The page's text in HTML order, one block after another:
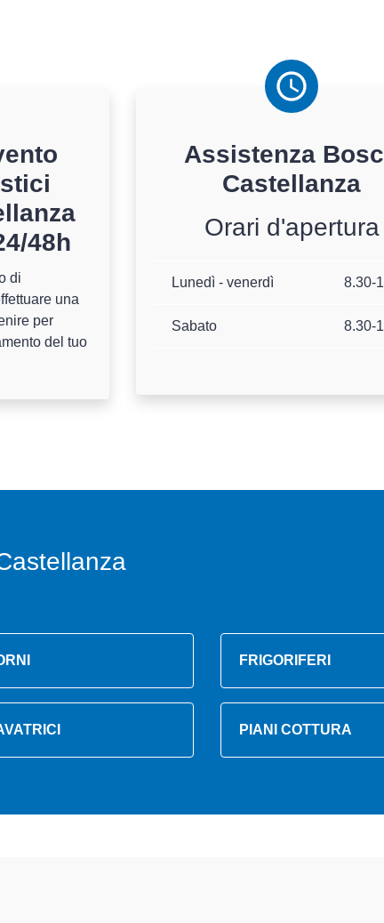
48h
di
una
per
del tuo
Assistenza
Castellanza
Orari d'apertura
Lunedì - venerdì 8.30-
Sabato 8.30-
FRIGORIFERI
PIANI COTTURA